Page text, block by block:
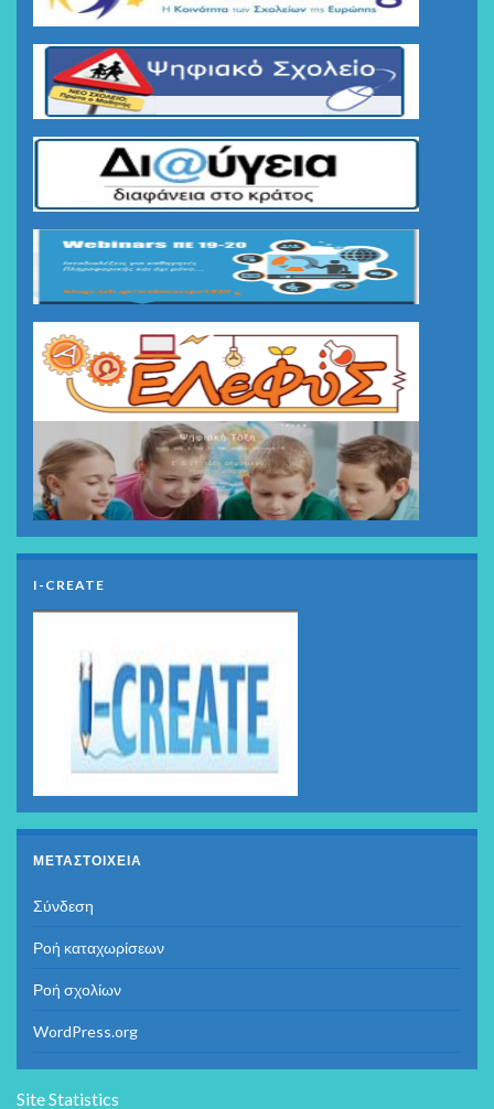
I-CREATE
ΜΕΤΑΣΤΟΙΧΕΊΑ
Σύνδεση
Ροή καταχωρίσεων
Ροή σχολίων
WordPress.org
Site Statistics